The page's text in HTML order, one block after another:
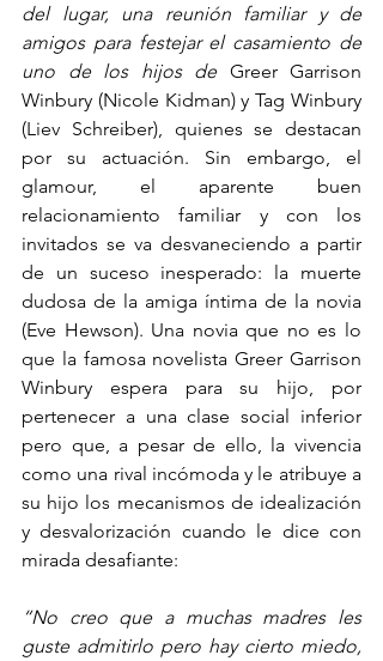
del lugar, una reunión familiar y de
amigos para festejar el casamiento de
uno de los hijos de Greer Garrison
Winbury (Nicole Kidman) y Tag Winbury
(Liev Schreiber), quienes se destacan
por su actuación. Sin embargo, el
glamour, el aparente buen
relacionamiento familiar y con los
invitados se va desvaneciendo a partir
de un suceso inesperado: la muerte
dudosa de la amiga íntima de la novia
(Eve Hewson). Una novia que no es lo
que la famosa novelista Greer Garrison
Winbury espera para su hijo, por
pertenecer a una clase social inferior
pero que, a pesar de ello, la vivencia
como una rival incómoda y le atribuye a
su hijo los mecanismos de idealización
y desvalorización cuando le dice con
mirada desafiante:
“No creo que a muchas madres les
guste admitirlo pero hay cierto miedo,